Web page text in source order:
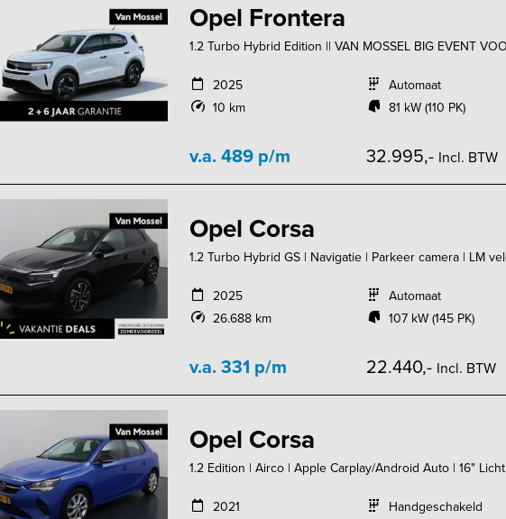
Opel Frontera
1.2 Turbo Hybrid Edition || VAN MOSSEL BIG EVENT
2025
10 km
Automaat
81 kW (110 PK)
v.a. 489 p/m 32.995,- Incl. BTW
Opel Corsa
1.2 Turbo Hybrid GS | Navigatie | Parkeer camera | LM
2025
26.688 km
Automaat
107 kW (145 PK)
v.a. 331 p/m 22.440,- Incl. BTW
Opel Corsa
1.2 Edition | Airco | Apple Carplay/Android Auto | 16"
2021
Handgeschakeld